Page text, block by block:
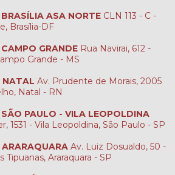
ASA NORTE CLN 113 - C -
Brasília-DF
GRANDE Rua Navirai, 612 -
Grande - MS
NATAL Av. Prudente de Morais, 2005
Natal - RN
PAULO - VILA LEOPOLDINA
1531 - Vila Leopoldina, São Paulo - SP
Av. Luiz Dosualdo, 50 -
Tipuanas, Araraquara - SP